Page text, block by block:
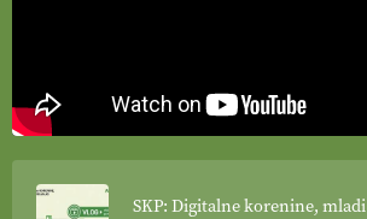
SKP: Digitalne korenine,